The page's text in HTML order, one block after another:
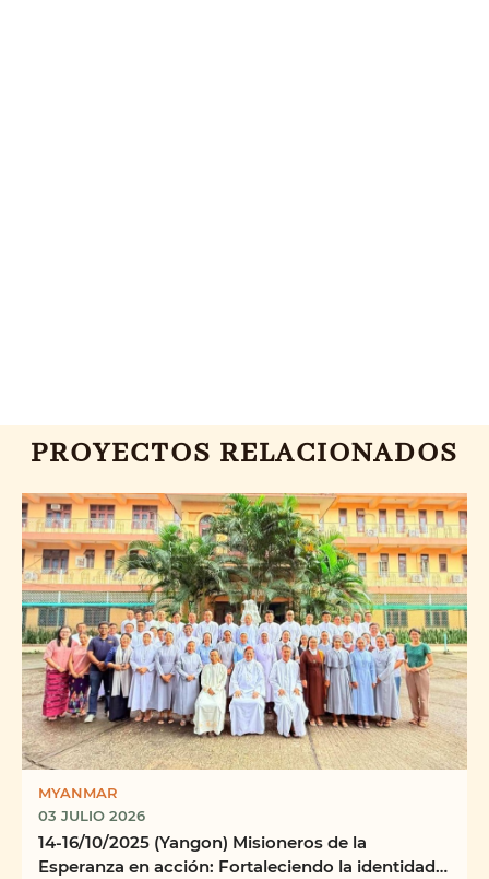
PROYECTOS RELACIONADOS
MYANMAR
03 JULIO 2026
14-16/10/2025 (Yangon) Misioneros de la
Esperanza en acción: Fortaleciendo la identidad,